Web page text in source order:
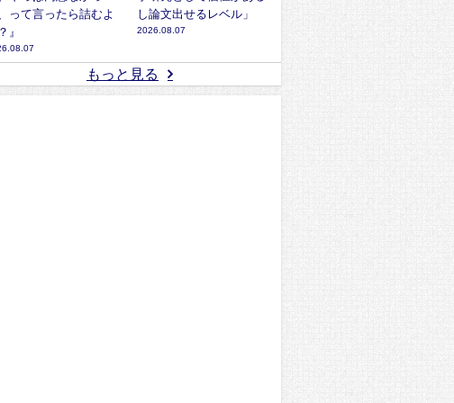
って言ったら詰むよ
』
し論文出せるレベル」
2026.08.07
もっと見る